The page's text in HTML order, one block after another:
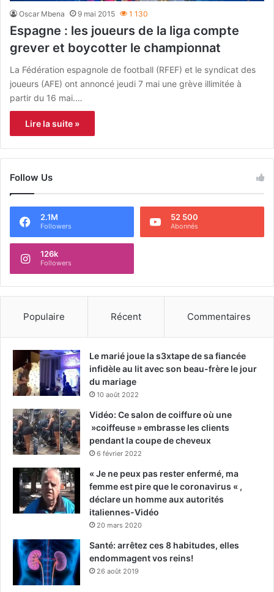
Oscar Mbena 9 mai 2015 1 130
Espagne : les joueurs de la liga compte
grever et boycotter le championnat
La Fédération espagnole de football (RFEF) et le syndicat des
joueurs (AFE) ont annoncé jeudi 7 mai une grève illimitée à
partir du 16 mai.…
Lire la suite »
Follow Us
2.1M
Followers
52 500
Abonnés
126k
Followers
Populaire Récent Commentaires
Le marié joue la s3xtape de sa fiancée
infidèle au lit avec son beau-frère le jour
du mariage
10 août 2022
Vidéo: Ce salon de coiffure où une
»coiffeuse » embrasse les clients
pendant la coupe de cheveux
6 février 2022
« Je ne peux pas rester enfermé, ma
femme est pire que le coronavirus « ,
déclare un homme aux autorités
italiennes-Vidéo
20 mars 2020
Santé: arrêtez ces 8 habitudes, elles
endommagent vos reins!
26 août 2019